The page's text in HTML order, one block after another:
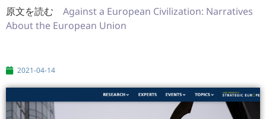
原文を読む Against a European Civilization: Narratives
About the European Union
2021-04-14